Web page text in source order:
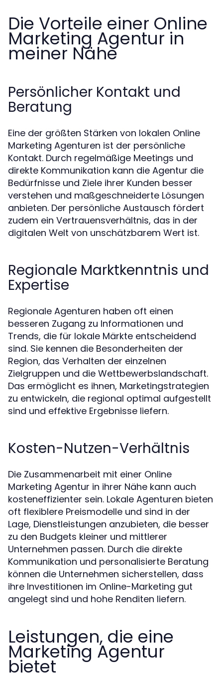
Die Vorteile einer Online
Marketing Agentur in
meiner Nähe
Persönlicher Kontakt und
Beratung
Eine der größten Stärken von lokalen Online
Marketing Agenturen ist der persönliche
Kontakt. Durch regelmäßige Meetings und
direkte Kommunikation kann die Agentur die
Bedürfnisse und Ziele ihrer Kunden besser
verstehen und maßgeschneiderte Lösungen
anbieten. Der persönliche Austausch fördert
zudem ein Vertrauensverhältnis, das in der
digitalen Welt von unschätzbarem Wert ist.
Regionale Marktkenntnis und
Expertise
Regionale Agenturen haben oft einen
besseren Zugang zu Informationen und
Trends, die für lokale Märkte entscheidend
sind. Sie kennen die Besonderheiten der
Region, das Verhalten der einzelnen
Zielgruppen und die Wettbewerbslandschaft.
Das ermöglicht es ihnen, Marketingstrategien
zu entwickeln, die regional optimal aufgestellt
sind und effektive Ergebnisse liefern.
Kosten-Nutzen-Verhältnis
Die Zusammenarbeit mit einer Online
Marketing Agentur in ihrer Nähe kann auch
kosteneffizienter sein. Lokale Agenturen bieten
oft flexiblere Preismodelle und sind in der
Lage, Dienstleistungen anzubieten, die besser
zu den Budgets kleiner und mittlerer
Unternehmen passen. Durch die direkte
Kommunikation und personalisierte Beratung
können die Unternehmen sicherstellen, dass
ihre Investitionen im Online-Marketing gut
angelegt sind und hohe Renditen liefern.
Leistungen, die eine
Marketing Agentur
bietet